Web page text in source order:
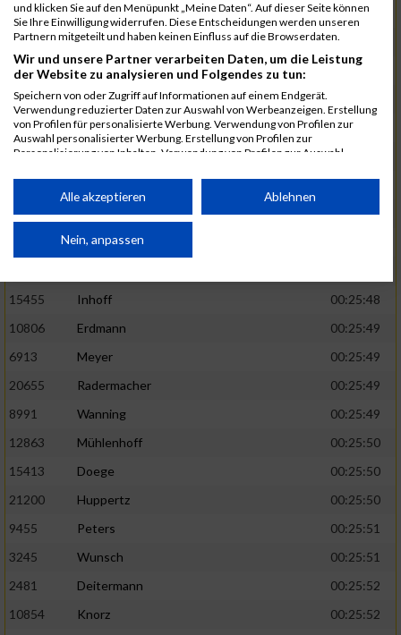
5888 Regneri
00:25:41
8971
Bien
00:25:42
1582
Funken
00:25:42
12220
Cosma
9678
Exner
00:25:43
11817
Schmaul-Klaibee
00:25:45
9610
Linß
00:25:47
Wehmeier
15455
Inhoff
00:25:48
10806
Erdmann
00:25:49
6913
Meyer
00:25:49
20655
Radermacher
00:25:49
8991
Wanning
00:25:49
12863
Mühlenhoff
00:25:50
15413
Doege
00:25:50
21200
Huppertz
00:25:50
9455
Peters
00:25:51
3245
Wunsch
00:25:51
2481
Deitermann
00:25:52
10854
Knorz
00:25:52
und klicken Sie auf den Menüpunkt „Meine Daten“. Auf dieser Seite können
Sie Ihre Einwilligung widerrufen. Diese Entscheidungen werden unseren
Partnern mitgeteilt und haben keinen Einfluss auf die Browserdaten.
Wir und unsere Partner verarbeiten Daten, um die Leistung
der Website zu analysieren und Folgendes zu tun:
Speichern von oder Zugriff auf Informationen auf einem Endgerät.
Verwendung reduzierter Daten zur Auswahl von Werbeanzeigen. Erstellung
von Profilen für personalisierte Werbung. Verwendung von Profilen zur
Auswahl personalisierter Werbung. Erstellung von Profilen zur
Personalisierung von Inhalten. Verwendung von Profilen zur Auswahl
Performance von Inhalten. Analyse von Zielgruppen durch Statistiken oder
Kombinationen von Daten aus verschiedenen Quellen. Entwicklung und
von Inhalten.
Daten können außerhalb der Europäischen Union weitergegeben und in die
Wir nutzen Ihre Daten für folgende Zwecke:
auf einem Endgerät
von Werbeanzeigen
Werbung
personalisierter Werbung
Erstellung von Profilen zur Personalisierung
Alle akzeptieren Ablehnen
Nein, anpassen